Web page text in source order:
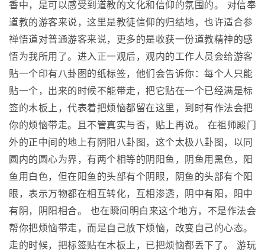
香中，是可以感受到道教的文化和信仰的氛围的。 对信奉
道教的游客来说，这里是教徒信仰的归结地，也许适合参
禅悟道对普通游客来说，更多的是收获一份道教精神的感
悟为我所用了。进入正一观后，观内的工作人员会给游客
贴一个印有八卦图的纸标签，他们会告诉你：每个人只能
贴一个，出来的时候不能带走，把它贴在一个已经满是标
签的木板上，代表着把烦恼都留在这里，到时有作法会把
你的烦恼带走。且不管真实与否，贴上再说。 在祖师殿门
外的正中间的地上有阴阳八卦图，这个太极八卦图，以同
圆内的圆心为界，有两个相等的阴阳鱼，阴鱼用黑色，阳
鱼用白色，但在阳鱼的头部有个阴眼，阴鱼的头部有个阳
眼，表示万物都在相互转化，互相渗透，阴中有阳，阳中
有阴，阴阳相合。 也在瞬间明白来这个地方，不是作法会
帮你把烦恼带走，而是自己放下烦恼，改变自己的心态。
走的时候，把标签贴在木板上，已把烦恼都丢下了。 游玩